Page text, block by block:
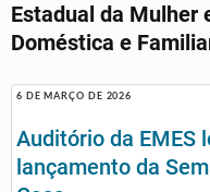
Estadual da Mulher
Doméstica e
6 DE MARÇO DE 2026
Auditório da EMES
lançamento da